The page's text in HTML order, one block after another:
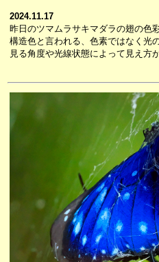
2024.11.17
昨日のツマムラサキマダラの翅の色彩
構造色と言われる、色素ではなく光
見る角度や光線状態によって見え方